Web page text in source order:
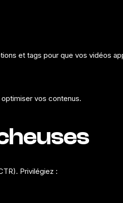
et tags pour que vos vidéos
vos contenus.
Privilégiez :